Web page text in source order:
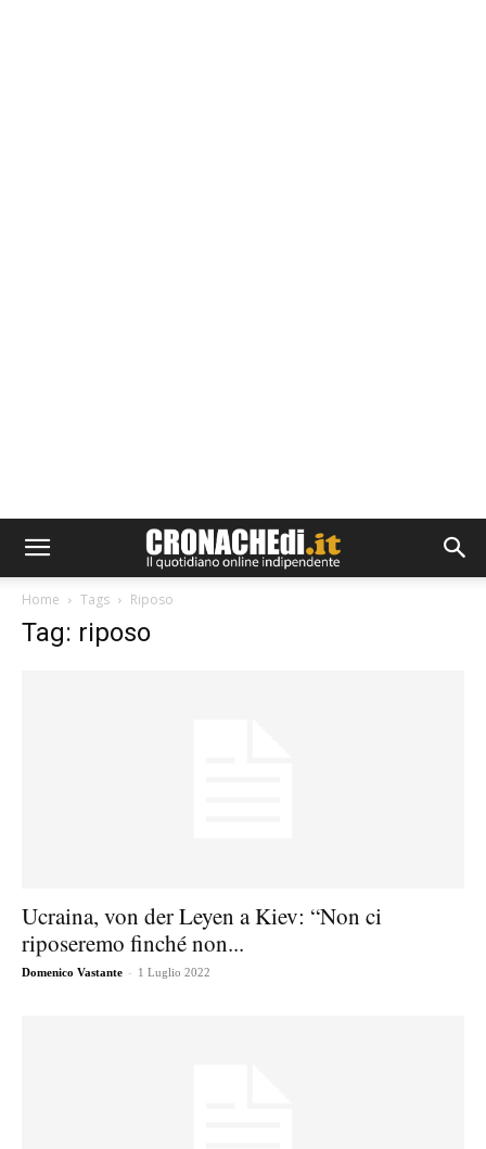
Home Tags Riposo
Tag: riposo
Ucraina, von der Leyen a Kiev: “Non ci
riposeremo finché non...
Domenico Vastante - 1 Luglio 2022